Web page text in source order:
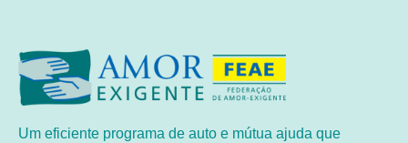
Um eficiente programa de auto e mútua ajuda que